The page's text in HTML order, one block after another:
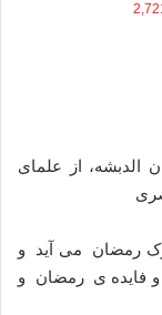
الدبشه، از علمای
رمضان می آید و
و فایده ی رمضان و